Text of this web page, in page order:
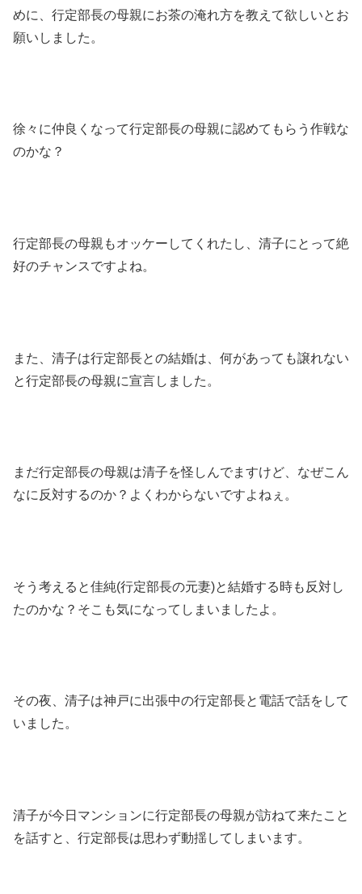
めに、行定部長の母親にお茶の淹れ方を教えて欲しいとお
願いしました。
徐々に仲良くなって行定部長の母親に認めてもらう作戦な
のかな？
行定部長の母親もオッケーしてくれたし、清子にとって絶
好のチャンスですよね。
また、清子は行定部長との結婚は、何があっても譲れない
と行定部長の母親に宣言しました。
まだ行定部長の母親は清子を怪しんでますけど、なぜこん
なに反対するのか？よくわからないですよねぇ。
そう考えると佳純(行定部長の元妻)と結婚する時も反対し
たのかな？そこも気になってしまいましたよ。
その夜、清子は神戸に出張中の行定部長と電話で話をして
いました。
清子が今日マンションに行定部長の母親が訪ねて来たこと
を話すと、行定部長は思わず動揺してしまいます。